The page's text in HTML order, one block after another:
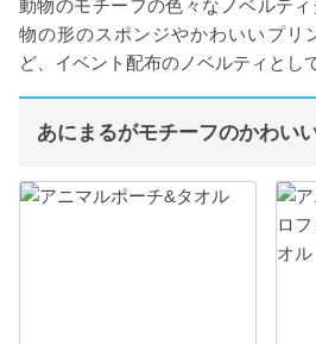
動物のモチーフの色々なノベルテ
物の形のスポンジやかわいいプリ
ど、イベント配布のノベルティとし
あにまるがモチーフのかわい